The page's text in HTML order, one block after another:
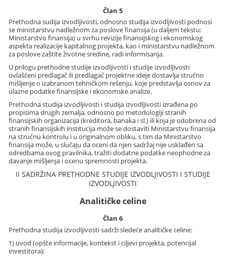
Član 5
Prethodna sudija izvodljivosti, odnosno studija izvodljivosti podnosi
se ministarstvu nadležnom za poslove finansija (u daljem tekstu:
Ministarstvo finansija) u svrhu revizije finansijskog i ekonomskog
aspekta realizacije kapitalnog projekta, kao i ministarstvu nadležnom
za poslove zaštite životne sredine, radi informisanja.
U prilogu prethodne studije izvodljivosti i studije izvodljivosti
ovlašćeni predlagač ili predlagač projektne ideje dostavlja stručno
mišljenje o izabranom tehničkom rešenju, koje predstavlja osnov za
ulazne podatke finansijske i ekonomske analize.
Prethodna studija izvodljivosti i studija izvodljivosti izrađena po
propisima drugih zemalja, odnosno po metodologiji stranih
finansijskih organizacija (kreditora, banaka i sl.) ili koja je odobrena od
stranih finansijskih institucija može se dostaviti Ministarstvu finansija
na stručnu kontrolu i u originalnom obliku, s tim da Ministarstvo
finansija može, u slučaju da oceni da njen sadržaj nije usklađen sa
odredbama ovog pravilnika, tražiti dodatne podatke neophodne za
davanje mišljenja i ocenu spremnosti projekta.
II SADRŽINA PRETHODNE STUDIJE IZVODLJIVOSTI I STUDIJE
IZVODLJIVOSTI
Analitičke celine
Član 6
Prethodna studija izvodljivosti sadrži sledeće analitičke celine:
1) uvod (opšte informacije, kontekst i ciljevi projekta, potencijal
investitora);